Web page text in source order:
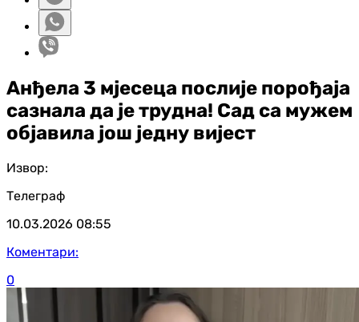
Анђела 3 мјесеца послије порођаја
сазнала да је трудна! Сад са мужем
објавила још једну вијест
Извор:
Телеграф
10.03.2026 08:55
Коментари:
0